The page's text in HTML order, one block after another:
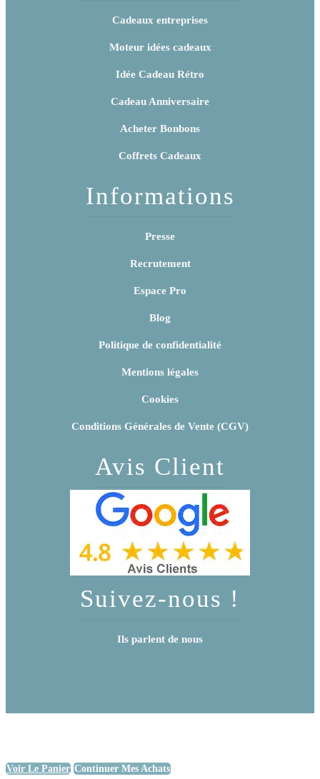
Cadeaux entreprises
Moteur idées cadeaux
Idée Cadeau Rétro
Cadeau Anniversaire
Acheter Bonbons
Coffrets Cadeaux
Informations
Presse
Recrutement
Espace Pro
Blog
Politique de confidentialité
Mentions légales
Cookies
Conditions Générales de Vente (CGV)
Avis Client
Suivez-nous !
Ils parlent de nous
Voir Le Panier Continuer Mes Achats